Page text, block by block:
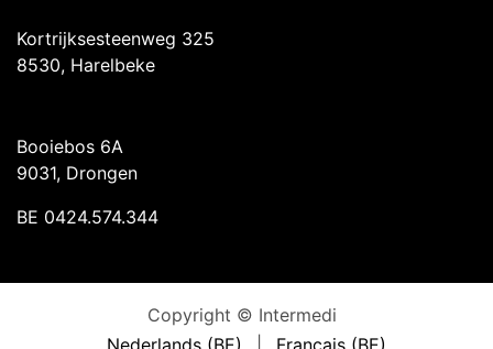
Kortrijksesteenweg 325
8530, Harelbeke
Booiebos 6A
9031, Drongen
BE 0424.574.344
Copyright © Intermedi